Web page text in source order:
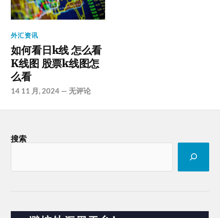
外汇资讯
如何看日k线 怎么看
K线图 股票k线图怎
么看
14 11 月, 2024 —无评论
搜索